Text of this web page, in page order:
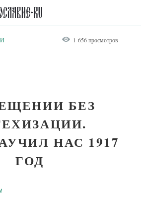
1 656 просмотров
БЕЗ
НАС 1917
ГОД